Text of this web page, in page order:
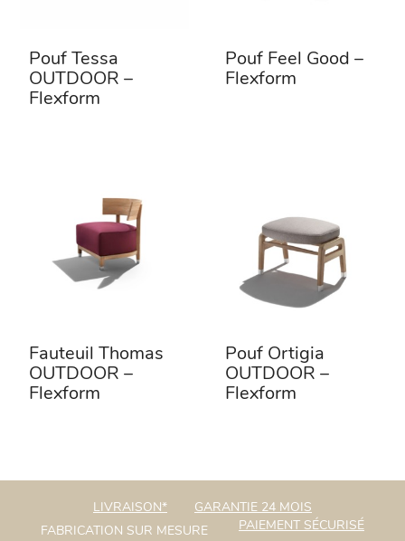
Pouf Tessa
OUTDOOR –
Flexform
Pouf Feel Good –
Flexform
Fauteuil Thomas
OUTDOOR –
Flexform
Pouf Ortigia
OUTDOOR –
Flexform
LIVRAISON*
GARANTIE 24 MOIS
FABRICATION SUR MESURE
PAIEMENT SÉCURISÉ